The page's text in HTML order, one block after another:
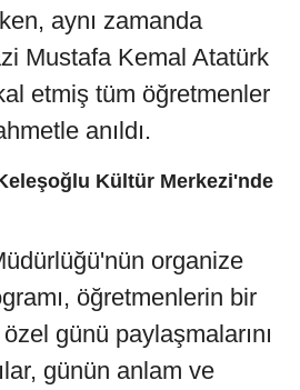
aynı zamanda
Mustafa Kemal Atatürk
etmiş tüm öğretmenler
anıldı.
Kültür Merkezi'nde
organize
öğretmenlerin bir
günü paylaşmalarını
günün anlam ve